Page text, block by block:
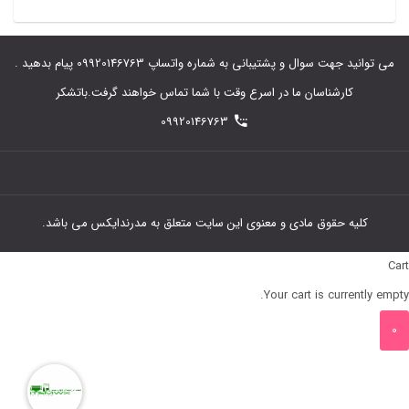
می توانید جهت سوال و پشتیبانی به شماره واتساپ 09920146763 پیام بدهید .
کارشناسان ما در اسرع وقت با شما تماس خواهند گرفت.باتشکر
09920146763
کلیه حقوق مادی و معنوی این سایت متعلق به مدرندایکس می باشد.
Cart
Your cart is currently empty.
0